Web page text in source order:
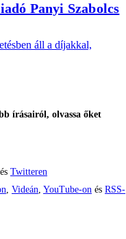
Panyi Szabolcs
áll a díjakkal,
írásairól, olvassa őket
és Twitteren
, Videán, YouTube-on és RSS-